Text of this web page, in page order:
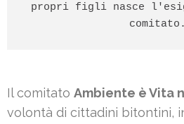
propri figli nasce
comitato.
Il comitato Ambiente è Vita
volontà di cittadini bitontini,